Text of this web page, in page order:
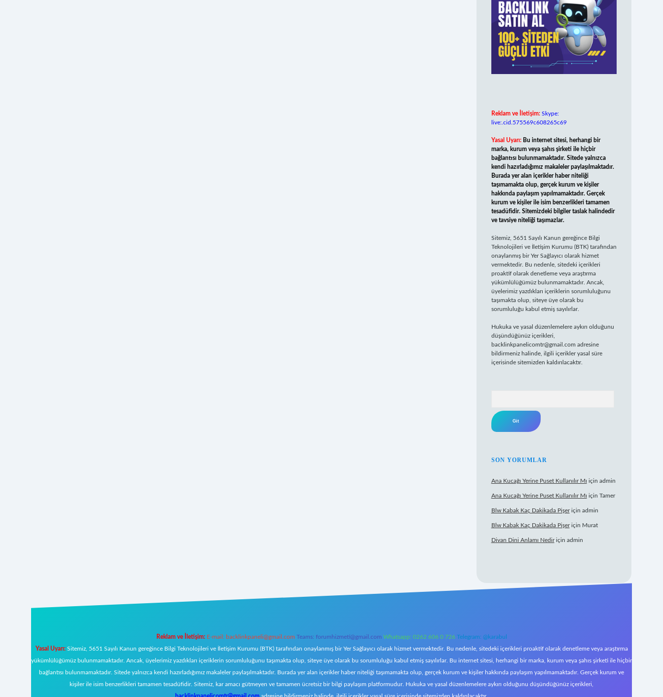
Reklam ve İletişim: Skype:
live:.cid.575569c608265c69
Yasal Uyarı: Bu internet sitesi, herhangi bir
marka, kurum veya şahıs şirketi ile hiçbir
bağlantısı bulunmamaktadır. Sitede yalnızca
kendi hazırladığımız makaleler paylaşılmaktadır.
Burada yer alan içerikler haber niteliği
taşımamakta olup, gerçek kurum ve kişiler
hakkında paylaşım yapılmamaktadır. Gerçek
kurum ve kişiler ile isim benzerlikleri tamamen
tesadüfidir. Sitemizdeki bilgiler taslak halindedir
ve tavsiye niteliği taşımazlar.
Sitemiz, 5651 Sayılı Kanun gereğince Bilgi
Teknolojileri ve İletişim Kurumu (BTK) tarafından
onaylanmış bir Yer Sağlayıcı olarak hizmet
vermektedir. Bu nedenle, sitedeki içerikleri
proaktif olarak denetleme veya araştırma
yükümlülüğümüz bulunmamaktadır. Ancak,
üyelerimiz yazdıkları içeriklerin sorumluluğunu
taşımakta olup, siteye üye olarak bu
sorumluluğu kabul etmiş sayılırlar.
Hukuka ve yasal düzenlemelere aykırı olduğunu
düşündüğünüz içerikleri,
backlinkpanelicomtr@gmail.com adresine
bildirmeniz halinde, ilgili içerikler yasal süre
içerisinde sitemizden kaldırılacaktır.
SON YORUMLAR
Ana Kucağı Yerine Puset Kullanılır Mı için admin
Ana Kucağı Yerine Puset Kullanılır Mı için Tamer
Blw Kabak Kaç Dakikada Pişeriçin admin
Blw Kabak Kaç Dakikada Pişeriçin Murat
Divan Dini Anlamı Nediriçin admin
Reklam ve İletişim: E-mail: backlinkpaneli@gmail.com Teams: forumhizmeti@gmail.com Whatsapp: 0262 606 0 726 Telegram: @karabul
Yasal Uyarı:Sitemiz, 5651 Sayılı Kanun gereğince Bilgi Teknolojileri ve İletişim Kurumu (BTK) tarafından onaylanmış bir Yer Sağlayıcı olarak hizmet vermektedir. Bu nedenle, sitedeki içerikleri proaktif olarak denetleme veya araştırma
yükümlülüğümüz bulunmamaktadır. Ancak, üyelerimiz yazdıkları içeriklerin sorumluluğunu taşımakta olup, siteye üye olarak bu sorumluluğu kabul etmiş sayılırlar. Bu internet sitesi, herhangi bir marka, kurum veya şahıs şirketi ile hiçbir
bağlantısı bulunmamaktadır. Sitede yalnızca kendi hazırladığımız makaleler paylaşılmaktadır. Burada yer alan içerikler haber niteliği taşımamakta olup, gerçek kurum ve kişiler hakkında paylaşım yapılmamaktadır. Gerçek kurum ve
kişiler ile isim benzerlikleri tamamen tesadüfidir. Sitemiz, kar amacı gütmeyen ve tamamen ücretsiz bir bilgi paylaşım platformudur. Hukuka ve yasal düzenlemelere aykırı olduğunu düşündüğünüz içerikleri,